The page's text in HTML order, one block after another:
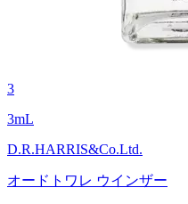
3
3mL
D.R.HARRIS&Co.Ltd.
オードトワレ ウインザー